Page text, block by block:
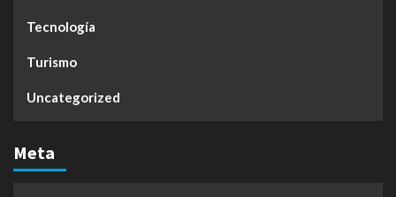
Tecnología
Turismo
Uncategorized
Meta